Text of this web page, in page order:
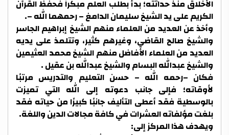
الأخلاق منذ حداثته؛ بدأ بطلب العلم مبكراً فحفظ القرآن
الكريم على يد الشيخ سليمان الدامغ – رحمهما الله –.
وأخذ عن العديد من العلماء منهم الشيخ إبراهيم الجاسر
والشيخ صالح القاضي، وغيرهم كثير، وتتلمذ على يديه
العديد من العلماء الأفاضل منهم الشيخ محمد العثيمين
والشيخ عبدالله البسام والشيخ عبدالله بن عقيل .
فكان –رحمه الله – حسن التعليم والتدريس مرتبًا
لأوقاته؛ فإلى جانب دعوته إلى الله التي تميزت
بالوسطية فقد أعطى التأليف جانبًا كبيرًا من حياته فقد
بلغت مؤلفاته العشرات في كافة مجالات الدين واللغة.
ويهدف هذا المركز إلى: